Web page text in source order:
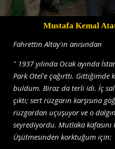
Mustafa Kemal
Fahrettin Altay'ın anısından
" 1937 yılında Ocak ayında
Park Otel'e çağırttı. Gittiğimde
buldum. Biraz da terli idi. İç
çıktı; sert rüzgarın kar­şısına
rüzgardan uçuşuyor ve o
seyrediyordu. Mutlaka
Üşütmesinden korktuğum için: